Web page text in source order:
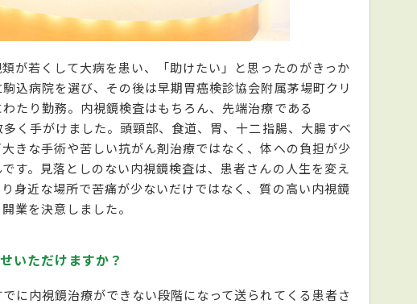
が若くして大病を患い、「助けたい」と思ったのがきっか
込病院を選び、その後は早期胃癌検診協会附属茅場町クリ
たり勤務。内視鏡検査はもちろん、先端治療である
く手がけました。頭頸部、食道、胃、十二指腸、大腸すべ
きな手術や苦しい抗がん剤治療ではなく、体への負担が少
す。見落としのない内視鏡検査は、患者さんの人生を変え
身近な場所で苦痛が少ないだけではなく、質の高い内視鏡
業を決意しました。
いただけますか？
に内視鏡治療ができない段階になって送られてくる患者さ